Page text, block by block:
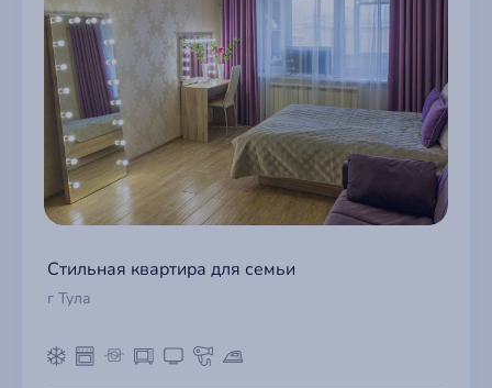
Стильная квартира для семьи
г Тула